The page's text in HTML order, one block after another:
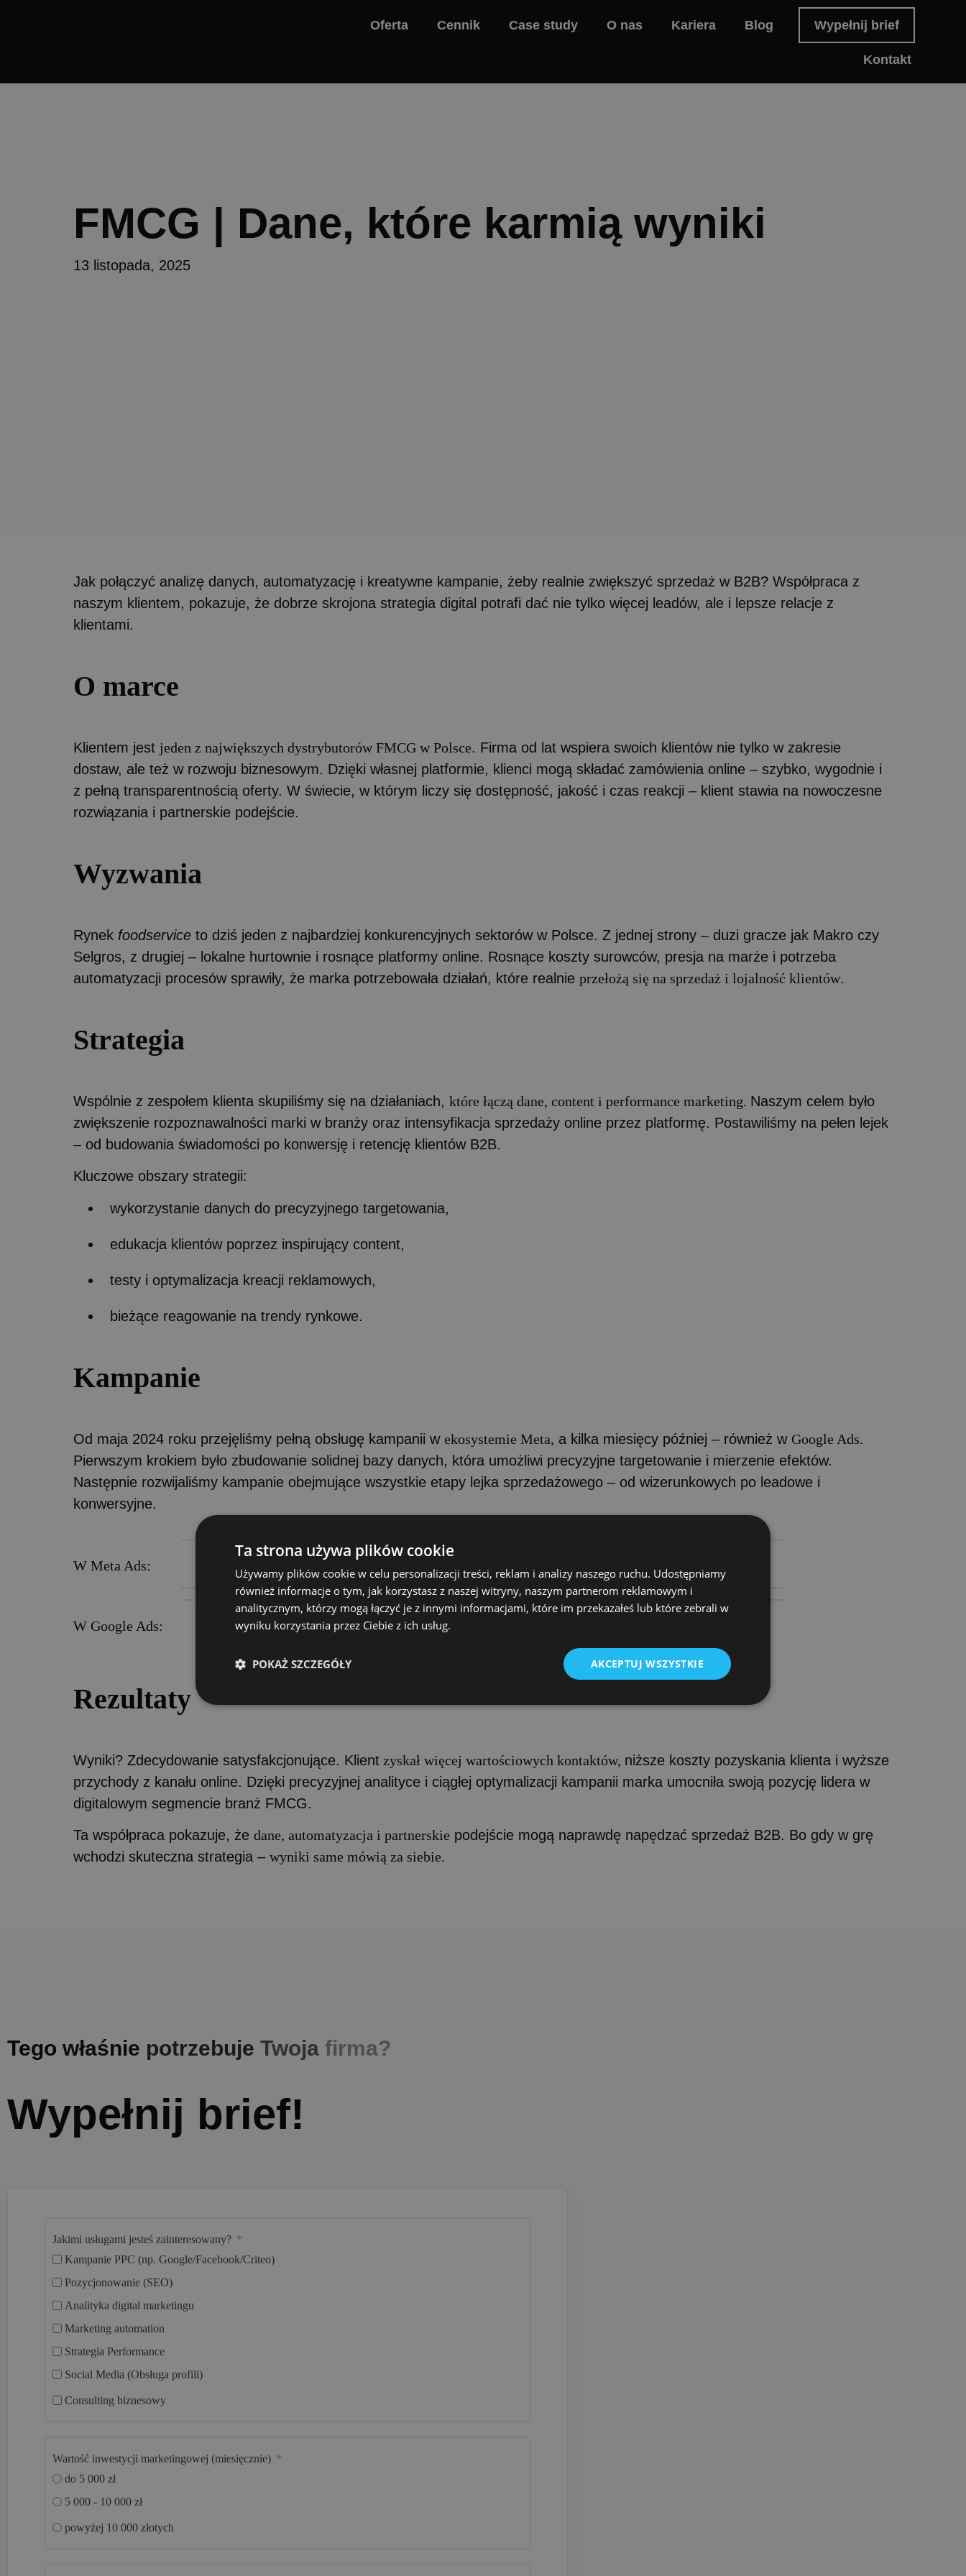
Oferta Cennik Case study O nas Kariera Blog Wypełnij brief
Kontakt
FMCG | Dane, które karmią wyniki
13 listopada, 2025
Jak połączyć analizę danych, automatyzację i kreatywne kampanie, żeby realnie zwiększyć sprzedaż w B2B? Współpraca z
naszym klientem, pokazuje, że dobrze skrojona strategia digital potrafi dać nie tylko więcej leadów, ale i lepsze relacje z
klientami.
O marce
Klientem jest jeden z największych dystrybutorów FMCG w Polsce. Firma od lat wspiera swoich klientów nie tylko w zakresie
dostaw, ale też w rozwoju biznesowym. Dzięki własnej platformie, klienci mogą składać zamówienia online – szybko, wygodnie i
z pełną transparentnością oferty. W świecie, w którym liczy się dostępność, jakość i czas reakcji – klient stawia na nowoczesne
rozwiązania i partnerskie podejście.
Wyzwania
Rynek foodservice to dziś jeden z najbardziej konkurencyjnych sektorów w Polsce. Z jednej strony – duzi gracze jak Makro czy
Selgros, z drugiej – lokalne hurtownie i rosnące platformy online. Rosnące koszty surowców, presja na marże i potrzeba
automatyzacji procesów sprawiły, że marka potrzebowała działań, które realnie przełożą się na sprzedaż i lojalność klientów.
Strategia
Wspólnie z zespołem klienta skupiliśmy się na działaniach, które łączą dane, content i performance marketing. Naszym celem było
zwiększenie rozpoznawalności marki w branży oraz intensyfikacja sprzedaży online przez platformę. Postawiliśmy na pełen lejek
– od budowania świadomości po konwersję i retencję klientów B2B.
Kluczowe obszary strategii:
wykorzystanie danych do precyzyjnego targetowania,
edukacja klientów poprzez inspirujący content,
testy i optymalizacja kreacji reklamowych,
bieżące reagowanie na trendy rynkowe.
Kampanie
Od maja 2024 roku przejęliśmy pełną obsługę kampanii w ekosystemie Meta, a kilka miesięcy później – również w Google Ads.
Pierwszym krokiem było zbudowanie solidnej bazy danych, która umożliwi precyzyjne targetowanie i mierzenie efektów.
Następnie rozwijaliśmy kampanie obejmujące wszystkie etapy lejka sprzedażowego – od wizerunkowych po leadowe i
konwersyjne.
W Meta Ads:
W Google Ads:
Rezultaty
Wyniki? Zdecydowanie satysfakcjonujące. Klient zyskał więcej wartościowych kontaktów, niższe koszty pozyskania klienta i wyższe
przychody z kanału online. Dzięki precyzyjnej analityce i ciągłej optymalizacji kampanii marka umocniła swoją pozycję lidera w
digitalowym segmencie branż FMCG.
Ta współpraca pokazuje, że dane, automatyzacja i partnerskie podejście mogą naprawdę napędzać sprzedaż B2B. Bo gdy w grę
wchodzi skuteczna strategia – wyniki same mówią za siebie.
Tego właśnie potrzebuje Twoja firma?
Wypełnij brief!
Jakimi usługami jesteś zainteresowany?
Kampanie PPC (np. Google/Facebook/Criteo)
Pozycjonowanie (SEO)
Analityka digital marketingu
Marketing automation
Strategia Performance
Social Media (Obsługa profili)
Consulting biznesowy
Wartość inwestycji marketingowej (miesięcznie)
do 5 000 zł
5 000 - 10 000 zł
powyżej 10 000 złotych
Ta strona używa plików cookie
Używamy plików cookie w celu personalizacji treści, reklam i analizy naszego ruchu. Udostępniamy
również informacje o tym, jak korzystasz z naszej witryny, naszym partnerom reklamowym i
analitycznym, którzy mogą łączyć je z innymi informacjami, które im przekazałeś lub które zebrali w
wyniku korzystania przez Ciebie z ich usług.
AKCEPTUJ WSZYSTKIE
POKAŻ SZCZEGÓŁY